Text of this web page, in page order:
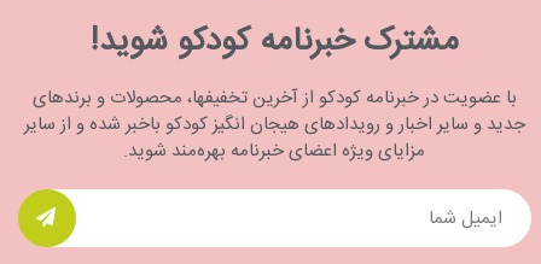
مشترک خبرنامه کودکو شوید!
با عضویت در خبرنامه کودکو از آخرین تخفیفها، محصولات و برندهای
جدید و سایر اخبار و رویدادهای هیجان انگیز کودکو باخبر شده و از سایر
مزایای ویژه اعضای خبرنامه بهره‌مند شوید.